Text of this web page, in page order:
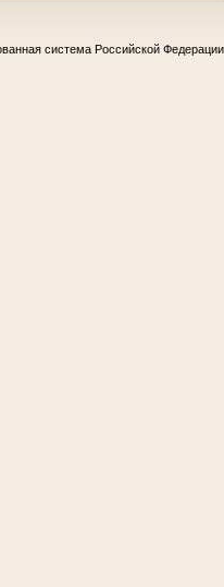
система Российской